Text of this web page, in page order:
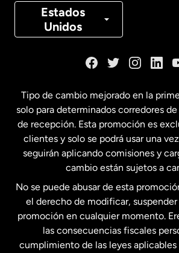
Estados
Unidos
Canadá Français
Estados Unidos
Estados Unidos
Francia
Malasia
Tipo de cambio mejorado en la
solo para determinados corredores
de recepción. Esta promoción es
clientes y solo se podrá usar una
seguirán aplicando comisiones y
cambio están sujetos a
No se puede abusar de esta
el derecho de modificar,
promoción en cualquier momento.
las consecuencias fiscales
cumplimiento de las leyes aplicables